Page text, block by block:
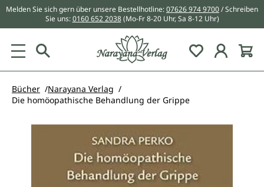
springen
Melden Sie sich gern über unsere Bestellhotline:07626 974 9700/ Schreiben
Sie uns:0160 652 2038 (Mo-Fr 8-20 Uhr, Sa 8-12 Uhr)
Du hast 0
Bücher
Narayana Verlag
Die homöopathische Behandlung der Grippe